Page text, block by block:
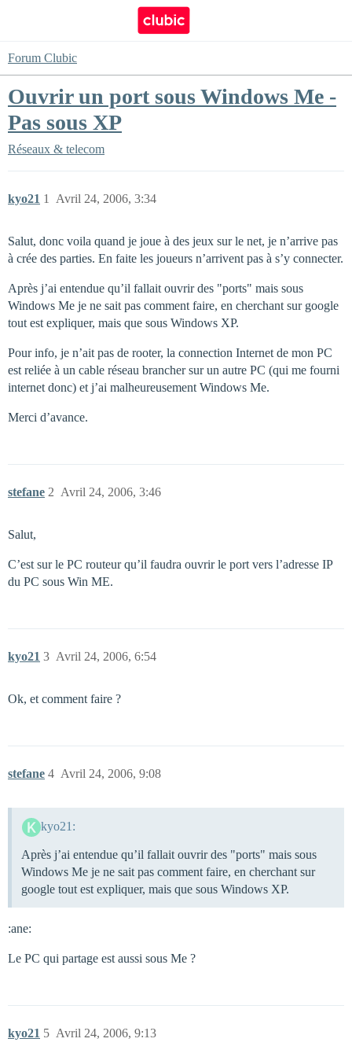
Forum Clubic
Ouvrir un port sous Windows Me -
Pas sous XP
Réseaux & telecom
kyo21 Avril 24, 2006, 3:34
1
Salut, donc voila quand je joue à des jeux sur le net, je n’arrive pas
à crée des parties. En faite les joueurs n’arrivent pas à s’y connecter.
Après j’ai entendue qu’il fallait ouvrir des "ports" mais sous
Windows Me je ne sait pas comment faire, en cherchant sur google
tout est expliquer, mais que sous Windows XP.
Pour info, je n’ait pas de rooter, la connection Internet de mon PC
est reliée à un cable réseau brancher sur un autre PC (qui me fourni
internet donc) et j’ai malheureusement Windows Me.
Merci d’avance.
stefane Avril 24, 2006, 3:46
2
Salut,
C’est sur le PC routeur qu’il faudra ouvrir le port vers l’adresse IP
du PC sous Win ME.
kyo21 Avril 24, 2006, 6:54
3
Ok, et comment faire ?
stefane Avril 24, 2006, 9:08
4
kyo21:
Après j’ai entendue qu’il fallait ouvrir des "ports" mais sous
Windows Me je ne sait pas comment faire, en cherchant sur
google tout est expliquer, mais que sous Windows XP.
:ane:
Le PC qui partage est aussi sous Me ?
kyo21 Avril 24, 2006, 9:13
5